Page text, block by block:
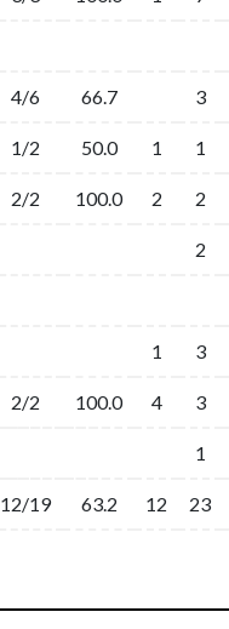
4/6 66.7 3
1/2 50.0 1 1
2/2 100.0 2 2
2
1 3
2/2 100.0 4 3
1
12/19 63.2 12 23